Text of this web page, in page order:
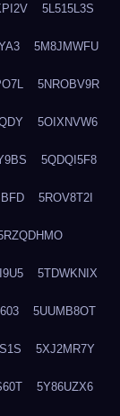
5L515L3S
5M8JMWFU
5NROBV9R
5OIXNVW6
5QDQI5F8
5ROV8T2I
5TDWKNIX
5UUMB8OT
5XJ2MR7Y
5Y86UZX6